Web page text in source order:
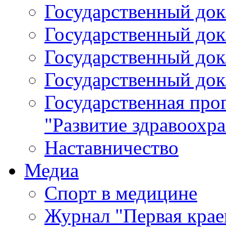
Государственный
Государственный
Государственный
Государственный
Государственная
"Развитие
Наставничество
Медиа
Спорт в медицине
Журнал "Первая